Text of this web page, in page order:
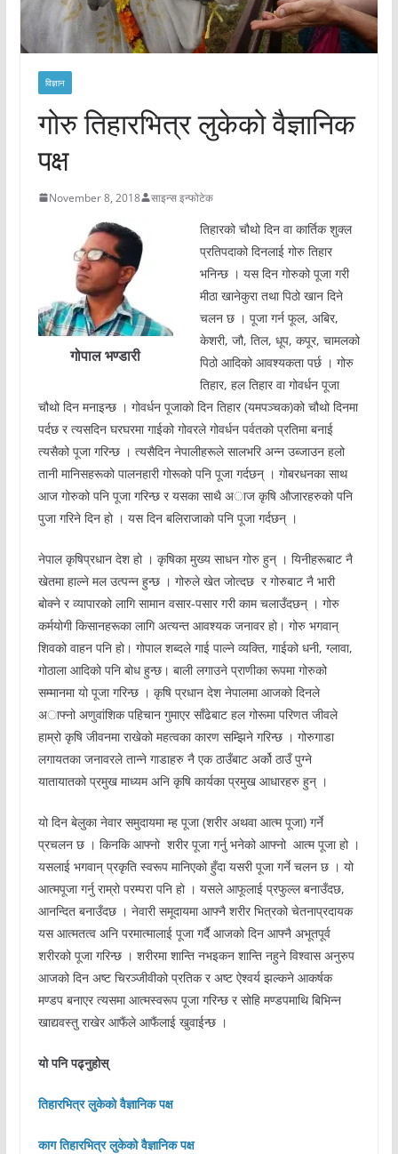
विज्ञान
गोरु तिहारभित्र लुकेको वैज्ञानिक
पक्ष
November 8, 2018 साइन्स इन्फोटेक
गोपाल भण्डारी
तिहारको चौथो दिन वा कार्तिक शुक्ल
प्रतिपदाको दिनलाई गोरु तिहार
भनिन्छ । यस दिन गोरुको पूजा गरी
मीठा खानेकुरा तथा पिठो खान दिने
चलन छ । पूजा गर्न फूल, अबिर,
केशरी, जौ, तिल, धूप, कपूर, चामलको
पिठो आदिको आवश्यकता पर्छ । गोरु
तिहार, हल तिहार वा गोवर्धन पूजा
चौथो दिन मनाइन्छ । गोवर्धन पूजाको दिन तिहार (यमपञ्चक)को चौथो दिनमा
पर्दछ र त्यसदिन घरघरमा गाईको गोवरले गोवर्धन पर्वतको प्रतिमा बनाई
त्यसैको पूजा गरिन्छ । त्यसैदिन नेपालीहरूले सालभरि अन्न उब्जाउन हलो
तानी मानिसहरूको पालनहारी गोरूको पनि पूजा गर्दछन् । गोबरधनका साथ
आज गोरुको पनि पूजा गरिन्छ र यसका साथै अाज कृषि औजारहरुको पनि
पुजा गरिने दिन हो । यस दिन बलिराजाको पनि पूजा गर्दछन् ।
नेपाल कृषिप्रधान देश हो । कृषिका मुख्य साधन गोरु हुन् । यिनीहरूबाट नै
खेतमा हाल्ने मल उत्पन्न हुन्छ । गोरुले खेत जोत्दछ र गोरुबाट नै भारी
बोक्ने र व्यापारको लागि सामान वसार-पसार गरी काम चलाउँदछन् । गोरु
कर्मयोगी किसानहरूका लागि अत्यन्त आवश्यक जनावर हो। गोरु भगवान्
शिवको वाहन पनि हो। गोपाल शब्दले गाई पाल्ने व्यक्ति, गाईको धनी, ग्लावा,
गोठाला आदिको पनि बोध हुन्छ। बाली लगाउने प्राणीका रूपमा गोरुको
सम्मानमा यो पूजा गरिन्छ । कृषि प्रधान देश नेपालमा आजको दिनले
अाफ्नो अणुवांशिक पहिचान गुमाएर साँढेबाट हल गोरूमा परिणत जीवले
हाम्रो कृषि जीवनमा राखेको महत्वका कारण सम्झिने गरिन्छ । गोरुगाडा
लगायतका जनावरले तान्ने गाडाहरु नै एक ठाउँबाट अर्को ठाउँ पुग्ने
यातायातको प्रमुख माध्यम अनि कृषि कार्यका प्रमुख आधारहरु हुन् ।
यो दिन बेलुका नेवार समुदायमा म्ह पूजा (शरीर अथवा आत्म पूजा) गर्ने
प्रचलन छ । किनकि आफ्नो शरीर पूजा गर्नु भनेको आफ्नो आत्म पूजा हो ।
यसलाई भगवान् प्रकृति स्वरूप मानिएको हुँदा यसरी पूजा गर्ने चलन छ । यो
आत्मपूजा गर्नु राम्रो परम्परा पनि हो । यसले आफूलाई प्रफुल्ल बनाउँदछ,
आनन्दित बनाउँदछ । नेवारी समूदायमा आफ्नै शरीर भित्रको चेतनाप्रदायक
यस आत्मतत्व अनि परमात्मालाई पूजा गर्दै आजको दिन आफ्नै अभूतपूर्व
शरीरको पूजा गरिन्छ । शरीरमा शान्ति नभइकन शान्ति नहुने विश्वास अनुरुप
आजको दिन अष्ट चिरञ्जीवीको प्रतिक र अष्ट ऐश्वर्य झल्कने आकर्षक
मण्डप बनाएर त्यसमा आत्मस्वरूप पूजा गरिन्छ र सोहि मण्डपमाथि बिभिन्न
खाद्यवस्तु राखेर आफैंले आफैंलाई खुवाईन्छ ।
यो पनि पढ्नुहोस्
तिहारभित्र लुकेको वैज्ञानिक पक्ष
काग तिहारभित्र लुकेको वैज्ञानिक पक्ष